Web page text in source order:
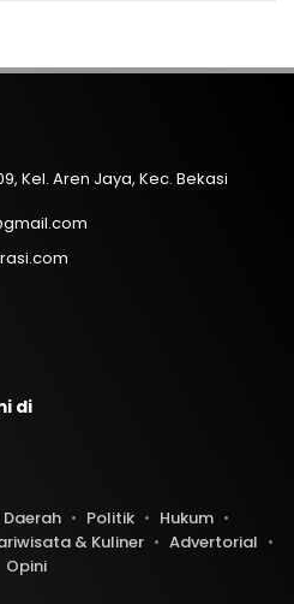
Kel. Aren Jaya, Kec. Bekasi
di
Daerah Politik
Hukum
& Kuliner
Advertorial
Opini